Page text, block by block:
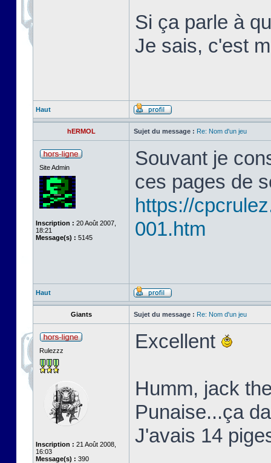
Si ça parle à
Je sais, c'est
Haut
hERMOL Sujet du message : Re: Nom d'un jeu
Site Admin
Inscription : 20 Août 2007,
18:21
Message(s) : 5145
Souvant je
ces pages de
https://
001.htm
Haut
Giants Sujet du message : Re: Nom d'un jeu
Rulezzz
Inscription : 21 Août 2008,
16:03
Message(s) : 390
Excellent
Humm, jack
Punaise...ça
J'avais 14